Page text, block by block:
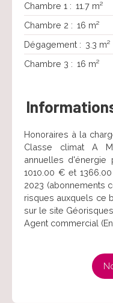
Chambre 1 : 11.7 m²
Chambre 2 : 16 m²
Dégagement : 3.3 m²
Chambre 3 : 16 m²
Honoraires à la
Classe climat A
annuelles d'énergie
1010.00 € et
2023 (abonnements
risques auxquels ce
sur le site
Agent commercial